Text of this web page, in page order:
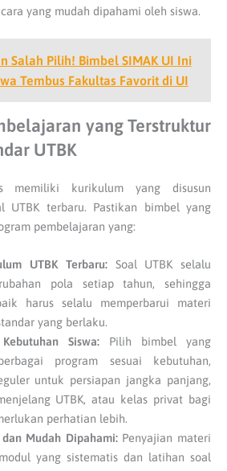
yang mudah dipahami oleh siswa.
Salah Pilih! Bimbel SIMAK UI Ini
Tembus Fakultas Favorit di UI
yang Terstruktur
UTBK
memiliki kurikulum yang disusun
UTBK terbaru. Pastikan bimbel yang
pembelajaran yang:
UTBK Terbaru:Soal UTBK selalu
pola setiap tahun, sehingga
harus selalu memperbarui materi
yang berlaku.
Siswa:Pilih bimbel yang
program sesuai kebutuhan,
untuk persiapan jangka panjang,
UTBK, atau kelas privat bagi
perhatian lebih.
Mudah Dipahami:Penyajian materi
yang sistematis dan latihan soal